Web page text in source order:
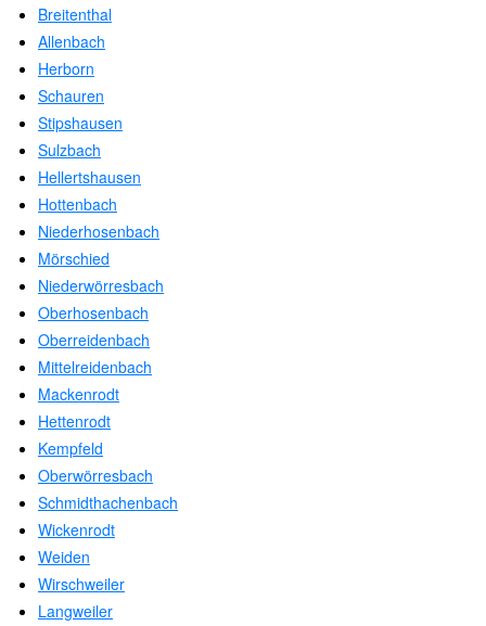
Breitenthal
Allenbach
Herborn
Schauren
Stipshausen
Sulzbach
Hellertshausen
Hottenbach
Niederhosenbach
Mörschied
Niederwörresbach
Oberhosenbach
Oberreidenbach
Mittelreidenbach
Mackenrodt
Hettenrodt
Kempfeld
Oberwörresbach
Schmidthachenbach
Wickenrodt
Weiden
Wirschweiler
Langweiler